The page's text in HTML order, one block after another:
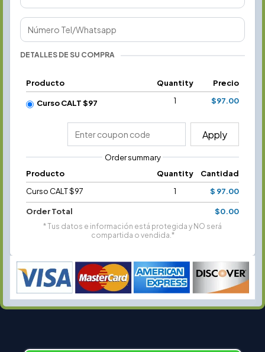
DETALLES DE SU COMPRA
Producto Quantity Precio
Curso CALT $97 1 $97.00
Apply
Order summary
Producto
Quantity
Cantidad
Curso CALT $97
1 $ 97.00
Order Total $0.00
* Tus datos e información está protegida y NO será
compartida o vendida.*